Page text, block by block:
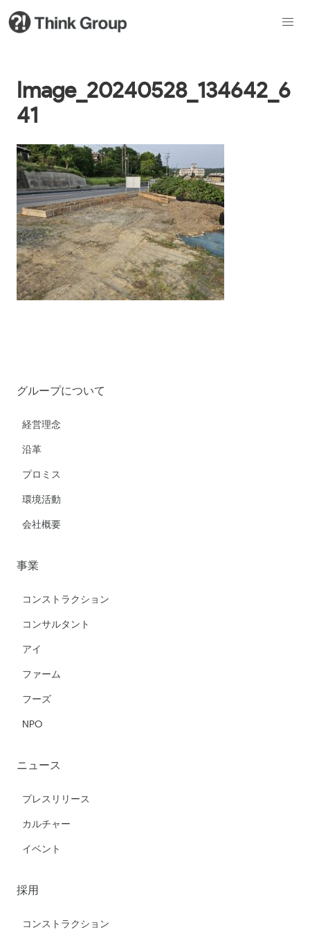
Image_20240528_134642_6
41
グループについて
経営理念
沿革
プロミス
環境活動
会社概要
事業
コンストラクション
コンサルタント
アイ
ファーム
フーズ
NPO
ニュース
プレスリリース
カルチャー
イベント
採用
コンストラクション